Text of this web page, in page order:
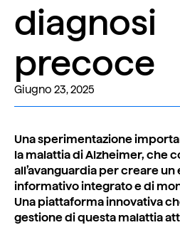
diagnosi
precoce
Giugno 23, 2025
Una sperimentazione
la malattia di Alzheimer, che
all’avanguardia per creare
informativo integrato e di
Una piattaforma innovativa
gestione di questa malattia